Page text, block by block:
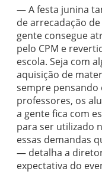
— A festa junina
de arrecadação
gente consegue
pelo CPM e
escola. Seja com
aquisição de
sempre pensando
professores, os
a gente fica com
para ser utilizado
essas demandas
— detalha a
expectativa do